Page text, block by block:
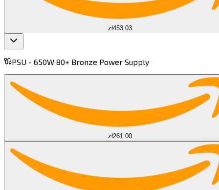
zł453.03
PSU - 650W 80+ Bronze Power Supply​​​​‌ ‍ ​‍​‍‌‍ ‌ ​‍‌‍‍‌‌‍‌ ‌‍‍‌‌‍ ‍​‍​‍​ ‍‍​‍​‍‌ ​ ‌‍​‌‌‍ ‍‌‍‍‌‌ ‌​‌ ‍‌​‍ ‍‌‍‍‌‌‍ ​‍​‍​‍ ​​‍​‍‌‍‍​‌ ​‍‌‍‌‌‌‍‌‍​‍​‍​ ‍‍​‍​‍​‍ ‌‍​‌‌‍‌​‌‍ ‌‌‍‍‌‌‍ ‍​‍ ‌‍‍‌‌‍ ‍‌ ‌​‌‍‌‌‌‍ ‍‌ ‌​​‍ ‌‍‌‌‌‍‌​‌‍‍‌‌ ‌​​‍ ‌‍ ‌‌‍ ‌‍‌​‌‍‌‌​ ‌‌ ​​‌ ​‍‌‍‌‌‌ ​ ‌‍‌‌‌‍ ‍‌ ‌​‌‍​‌‌ ‌​‌‍‍‌‌‍ ‌‍ ‍​ ‍ ‌‍‍‌‌‍‌​​ ‌​ ‌‌​ ​‍​ ‍‌​ ‍​​ ​‍‌‍‌‌​ ‌​‌‍​‍​‍ ‌​ ‌ ‌‍‌​​ ‌ ​ ‌​​‍ ‌​ ‌​​ ‍‌‌‍​‍‌‍​‍​‍ ‌​ ‍‌​ ‍​​ ​‍​ ‌​​‍ ‌‌‍​‍​ ‌​​ ​‍‌‍‌​​ ​‍‌‍​ ‌‍‌​​ ‌​​ ‌‌​ ‌‍‌‍‌‍‌‍‌​​ ‍ ‌ ‌​‌ ‍‌‌ ​​‌‍‌‌​ ‌‌‌​​‌‌​ ‌‌‌‌​ ‍ ‌ ​​‌‍​‌‌ ‌​‌‍‍​​ ‌‌‍ ‍‌‍​‌‌‍ ‌‌‍‌‌​ ‌‍​‍‌‍​‌‌ ​ ‌‍‌‌‌‌‌‌‌ ​‍‌‍ ​​ ‌​‍‌‌​ ​‍‌​‌‍‌‍​‌‌‍‌​‌‍ ‌‌‍‍‌‌‍ ‍​‍‌‍‌‍‍‌‌‍‌​​ ‌​ ‌‌​ ​‍​ ‍‌​ ‍​​ ​‍‌‍‌‌​ ‌​‌‍​‍​‍ ‌​ ‌ ‌‍‌​​ ‌ ​ ‌​​‍ ‌​ ‌​​ ‍‌‌‍​‍‌‍​‍​‍ ‌​ ‍‌​ ‍​​ ​‍​ ‌​​‍ ‌‌‍​‍​ ‌​​ ​‍‌‍‌​​ ​‍‌‍​ ‌‍‌​​ ‌​​ ‌‌​ ‌‍‌‍‌‍‌‍‌​​‍‌‍‌ ‌​‌ ‍‌‌ ​​‌‍‌‌​ ‌‌‌​​‌‌​ ‌‌‌‌​‍‌‍‌ ​​‌‍​‌‌ ‌​‌‍‍​​ ‌‌‍ ‍‌‍​‌‌‍ ‌‌‍‌‌​‍‌‍‌ ​​‌‍‌‌‌ ​‍‌ ​ ‌ ​​‌‍‌‌‌‍​ ‌ ‌​‌‍‍‌‌ ‌‍‌‍‌‌​ ‌‌ ​​‌ ‌‌‌‍​‍‌‍ ​‌‍‍‌‌ ​ ‌‍‍​‌‍‌‌‌‍‌​​‍​‍‌ ‌
zł261.00